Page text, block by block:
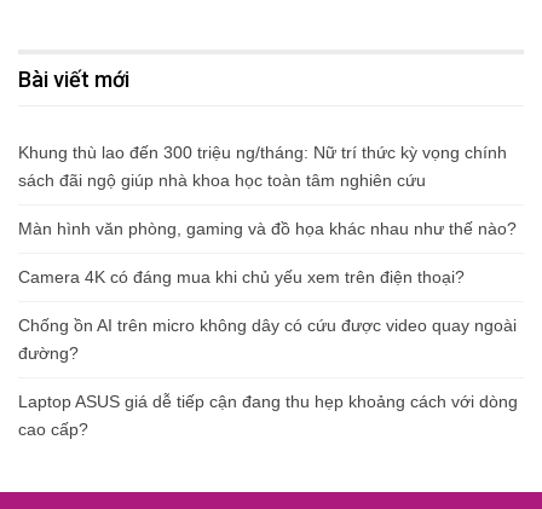
Bài viết mới
Khung thù lao đến 300 triệu ng/tháng: Nữ trí thức kỳ vọng chính
sách đãi ngộ giúp nhà khoa học toàn tâm nghiên cứu
Màn hình văn phòng, gaming và đồ họa khác nhau như thế nào?
Camera 4K có đáng mua khi chủ yếu xem trên điện thoại?
Chống ồn AI trên micro không dây có cứu được video quay ngoài
đường?
Laptop ASUS giá dễ tiếp cận đang thu hẹp khoảng cách với dòng
cao cấp?